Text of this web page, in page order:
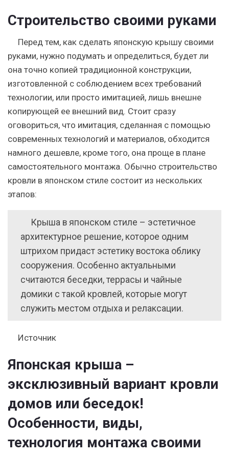
Строительство своими руками
Перед тем, как сделать японскую крышу своими
руками, нужно подумать и определиться, будет ли
она точно копией традиционной конструкции,
изготовленной с соблюдением всех требований
технологии, или просто имитацией, лишь внешне
копирующей ее внешний вид. Стоит сразу
оговориться, что имитация, сделанная с помощью
современных технологий и материалов, обходится
намного дешевле, кроме того, она проще в плане
самостоятельного монтажа. Обычно строительство
кровли в японском стиле состоит из нескольких
этапов:
Крыша в японском стиле – эстетичное
архитектурное решение, которое одним
штрихом придаст эстетику востока облику
сооружения. Особенно актуальными
считаются беседки, террасы и чайные
домики с такой кровлей, которые могут
служить местом отдыха и релаксации.
Источник
Японская крыша –
эксклюзивный вариант кровли
домов или беседок!
Особенности, виды,
технология монтажа своими